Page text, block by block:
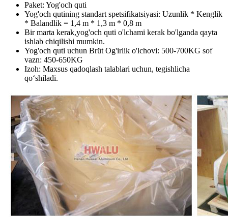
Paket: Yog'och quti
Yog'och qutining standart spetsifikatsiyasi: Uzunlik * Kenglik
* Balandlik = 1,4 m * 1,3 m * 0,8 m
Bir marta kerak,yog'och quti o'lchami kerak bo'lganda qayta
ishlab chiqilishi mumkin.
Yog'och quti uchun Brüt Og'irlik o'lchovi: 500-700KG sof
vazn: 450-650KG
Izoh: Maxsus qadoqlash talablari uchun, tegishlicha
qo‘shiladi.